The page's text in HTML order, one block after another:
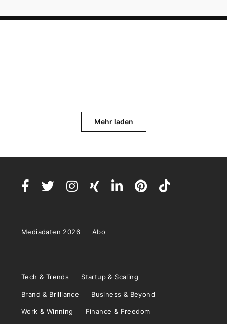
Mehr laden
Mediadaten 2026 Abo
Tech & Trends Startup & Scaling
Brand & Brilliance Business & Beyond
Work & Winning Finance & Freedom